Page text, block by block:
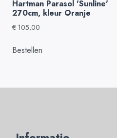
Hartman Parasol 'Sunline'
270cm, kleur Oranje
€ 105,00
Bestellen